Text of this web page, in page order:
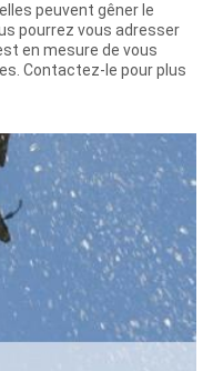
peuvent gêner le
pourrez vous adresser
en mesure de vous
Contactez-le pour plus